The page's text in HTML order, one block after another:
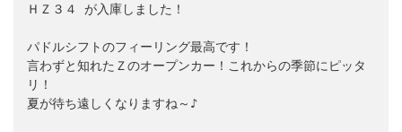
ＨＺ３４
が入庫しました！
パドルシフトのフィーリング最高です！
言わずと知れたＺのオープンカー！これからの季節にピッタ
リ！
夏が待ち遠しくなりますね～♪